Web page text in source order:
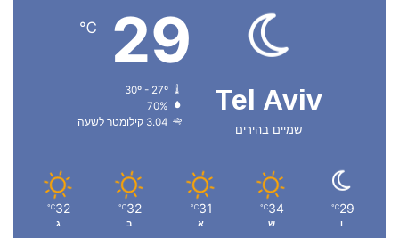
Tel Aviv
שמיים בהירים
29
℃
30º - 27º
70%
3.04 קילומטר לשעה
29
℃
ו
34
℃
ש
31
℃
א
32
℃
ב
32
℃
ג